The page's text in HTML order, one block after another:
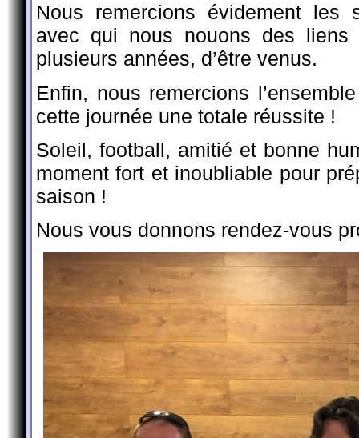
Nous remercions évidement les
avec qui nous nouons des
plusieurs années, d’être venus.
Enfin, nous remercions
cette journée une totale réussite !
Soleil, football, amitié et bonne
moment fort et inoubliable pour
saison !
Nous vous donnons rendez-vous